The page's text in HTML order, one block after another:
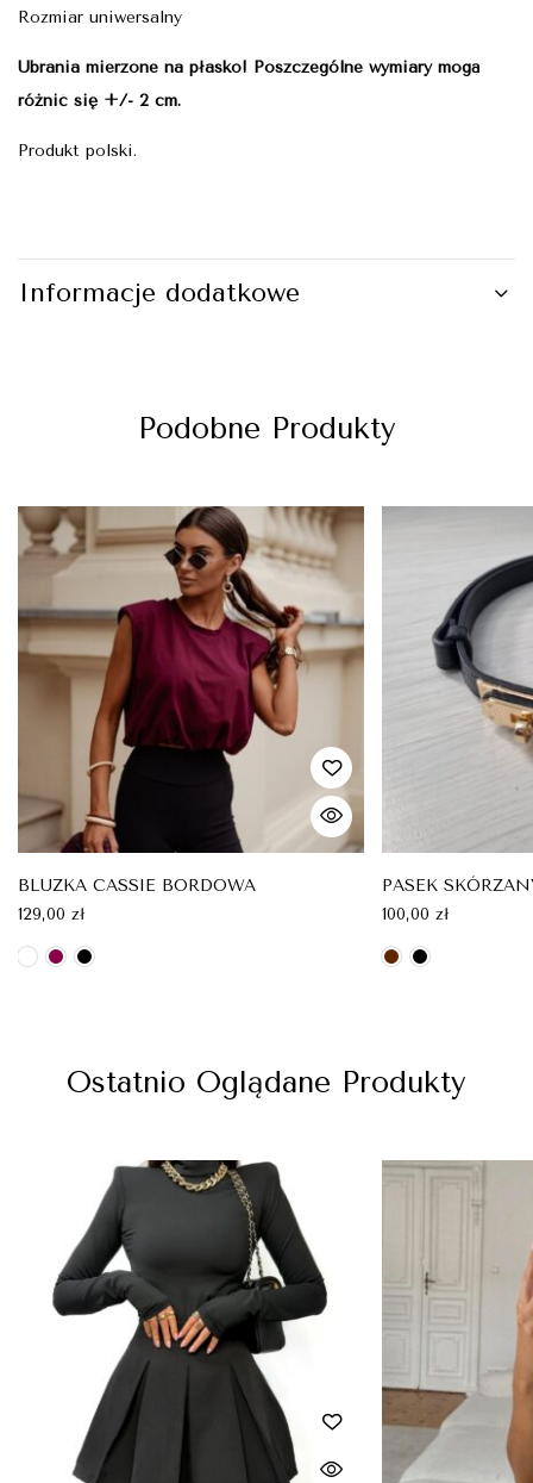
Rozmiar uniwersalny
Ubrania mierzone na płasko! Poszczególne wymiary mogą
różnić się +/- 2 cm.
Produkt polski.
Informacje dodatkowe
Podobne Produkty
BLUZKA CASSIE BORDOWA
129,00 zł
PASEK
100,00 zł
Ostatnio Oglądane Produkty